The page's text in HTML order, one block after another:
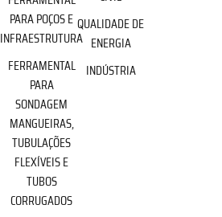
PARA POÇOS E
INFRAESTRUTURA
FERRAMENTAL
PARA
SONDAGEM
MANGUEIRAS,
TUBULAÇÕES
FLEXÍVEIS E
TUBOS
CORRUGADOS
QUALIDADE DE
ENERGIA
INDÚSTRIA